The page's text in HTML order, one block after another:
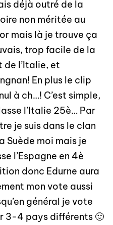
déjà outré de la
non méritée au
mais là je trouve ça
trop facile de la
de l’Italie, et
En plus le clip
à ch…! C’est simple,
l’Italie 25è… Par
je suis dans le clan
Suède moi mais je
l’Espagne en 4è
donc Edurne aura
mon vote aussi
général je vote
3-4 pays différents 🙂